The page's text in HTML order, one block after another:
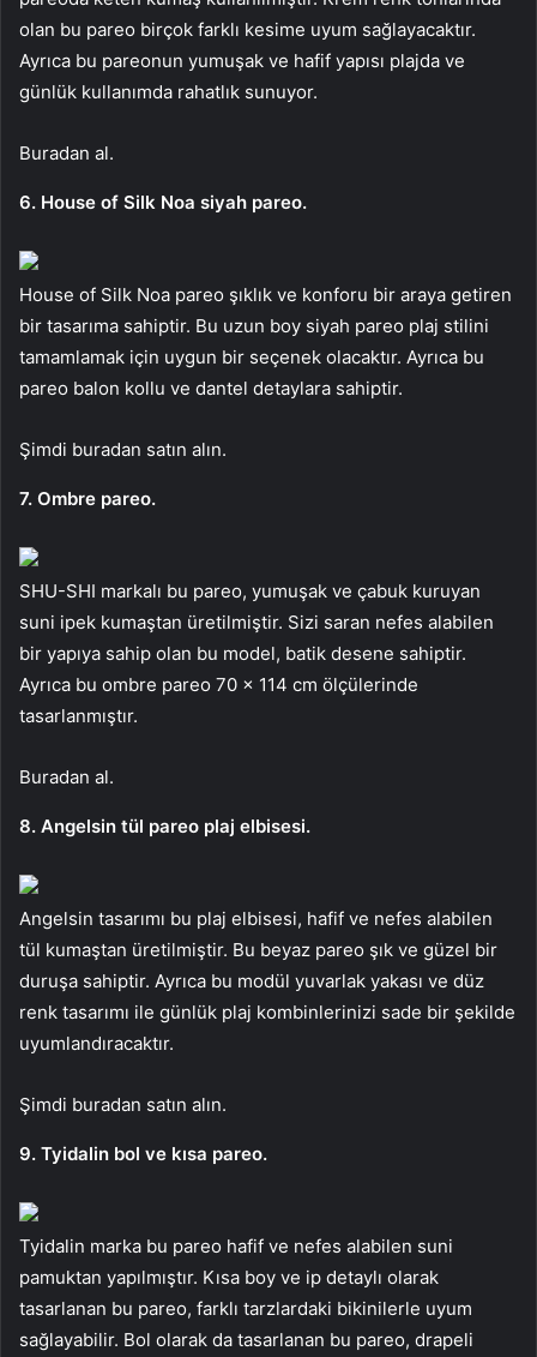
olan bu pareo birçok farklı kesime uyum sağlayacaktır.
Ayrıca bu pareonun yumuşak ve hafif yapısı plajda ve
günlük kullanımda rahatlık sunuyor.
Buradan al.
6. House of Silk Noa siyah pareo.
House of Silk Noa pareo şıklık ve konforu bir araya getiren
bir tasarıma sahiptir. Bu uzun boy siyah pareo plaj stilini
tamamlamak için uygun bir seçenek olacaktır. Ayrıca bu
pareo balon kollu ve dantel detaylara sahiptir.
Şimdi buradan satın alın.
7. Ombre pareo.
SHU-SHI markalı bu pareo, yumuşak ve çabuk kuruyan
suni ipek kumaştan üretilmiştir. Sizi saran nefes alabilen
bir yapıya sahip olan bu model, batik desene sahiptir.
Ayrıca bu ombre pareo 70 x 114 cm ölçülerinde
tasarlanmıştır.
Buradan al.
8. Angelsin tül pareo plaj elbisesi.
Angelsin tasarımı bu plaj elbisesi, hafif ve nefes alabilen
tül kumaştan üretilmiştir. Bu beyaz pareo şık ve güzel bir
duruşa sahiptir. Ayrıca bu modül yuvarlak yakası ve düz
renk tasarımı ile günlük plaj kombinlerinizi sade bir şekilde
uyumlandıracaktır.
Şimdi buradan satın alın.
9. Tyidalin bol ve kısa pareo.
Tyidalin marka bu pareo hafif ve nefes alabilen suni
pamuktan yapılmıştır. Kısa boy ve ip detaylı olarak
tasarlanan bu pareo, farklı tarzlardaki bikinilerle uyum
sağlayabilir. Bol olarak da tasarlanan bu pareo, drapeli